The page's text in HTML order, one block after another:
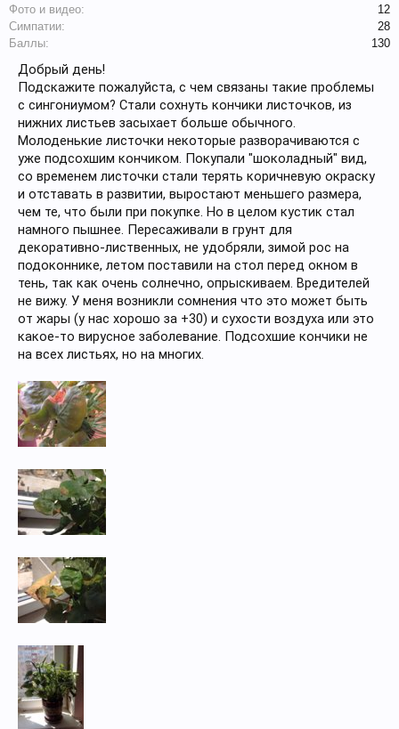
Фото и видео:
12
Симпатии:
28
Баллы:
130
Добрый день!
Подскажите пожалуйста, с чем связаны такие проблемы
с сингониумом? Стали сохнуть кончики листочков, из
нижних листьев засыхает больше обычного.
Молоденькие листочки некоторые разворачиваются с
уже подсохшим кончиком. Покупали "шоколадный" вид,
со временем листочки стали терять коричневую окраску
и отставать в развитии, выростают меньшего размера,
чем те, что были при покупке. Но в целом кустик стал
намного пышнее. Пересаживали в грунт для
декоративно-лиственных, не удобряли, зимой рос на
подоконнике, летом поставили на стол перед окном в
тень, так как очень солнечно, опрыскиваем. Вредителей
не вижу. У меня возникли сомнения что это может быть
от жары (у нас хорошо за +30) и сухости воздуха или это
какое-то вирусное заболевание. Подсохшие кончики не
на всех листьях, но на многих.